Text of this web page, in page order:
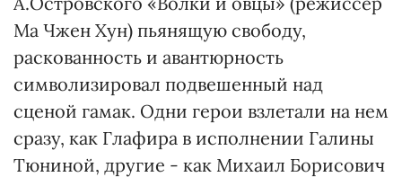
Ма Чжен Хун) пьянящую свободу,
раскованность и авантюрность
символизировал подвешенный над
сценой гамак. Одни герои взлетали на нем
сразу, как Глафира в исполнении Галины
Тюниной, другие - как Михаил Борисович